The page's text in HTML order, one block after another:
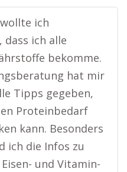
ich
dass ich alle
bekomme.
hat mir
Tipps gegeben,
Proteinbedarf
kann. Besonders
ich die Infos zu
und Vitamin-